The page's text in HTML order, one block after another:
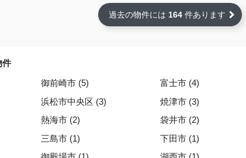
過去の物件には 164 件あります
件
御前崎市 (5) 富士市 (4)
浜松市中央区 (3) 焼津市 (3)
熱海市 (2) 袋井市 (2)
三島市 (1) 下田市 (1)